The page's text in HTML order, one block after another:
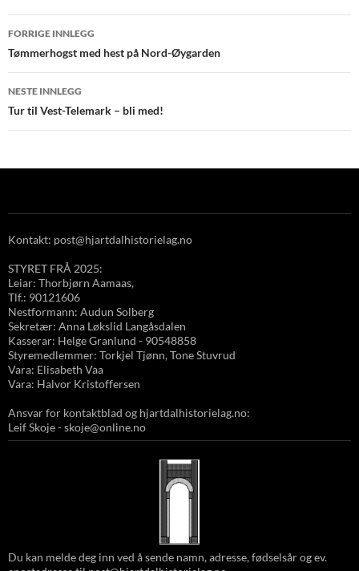
Innleggsnavigasjon
FORRIGE INNLEGG
Tømmerhogst med hest på Nord-Øygarden
NESTE INNLEGG
Tur til Vest-Telemark – bli med!
Kontakt: post@hjartdalhistorielag.no
STYRET FRÅ 2025:
Leiar: Thorbjørn Aamaas,
Tlf.: 90121606
Nestformann: Audun Solberg
Sekretær: Anna Løkslid Langåsdalen
Kasserar: Helge Granlund - 90548858
Styremedlemmer: Torkjel Tjønn, Tone Stuvrud
Vara: Elisabeth Vaa
Vara: Halvor Kristoffersen
Ansvar for kontaktblad og hjartdalhistorielag.no:
Leif Skoje - skoje@online.no
Du kan melde deg inn ved å sende namn, adresse, fødselsår og ev.